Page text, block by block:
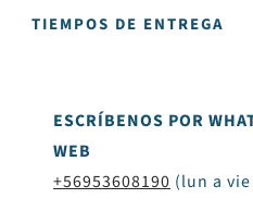
TIEMPOS DE ENTREGA
ESCRÍBENOS POR
WEB
+56953608190 (lun a